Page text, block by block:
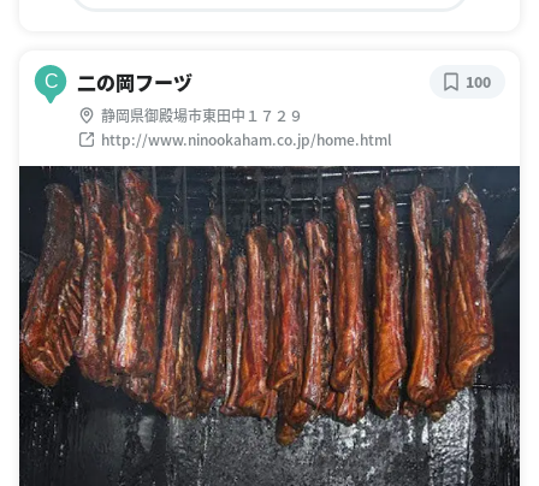
C 二の岡フーヅ
静岡県御殿場市東田中１７２９
http://www.ninookaham.co.jp/home.html
100